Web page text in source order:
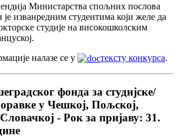
Министарства спољних послова
изванредним студентима који желе да
студије на високошколским
налазе се у
тексту конкурса.
фонда за студијске/
у Чешкој, Пољској,
- Рок за пријаву: 31.